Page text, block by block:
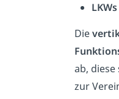
LKWs
Die
ab,
zur